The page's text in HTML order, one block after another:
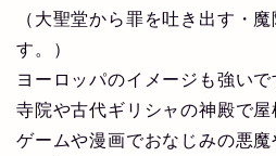
（大聖堂から罪を吐き出す・
す。）
ヨーロッパのイメージも強い
寺院や古代ギリシャの神殿で屋
ゲームや漫画でおなじみの悪